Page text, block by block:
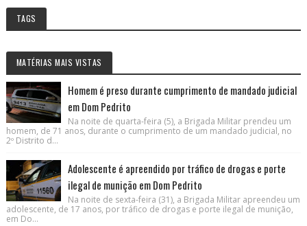
TAGS
MATÉRIAS MAIS VISTAS
Homem é preso durante cumprimento de mandado judicial
em Dom Pedrito
Na noite de quarta-feira (5), a Brigada Militar prendeu um
homem, de 71 anos, durante o cumprimento de um mandado judicial, no
2º Distrito d...
Adolescente é apreendido por tráfico de drogas e porte
ilegal de munição em Dom Pedrito
Na noite de sexta-feira (31), a Brigada Militar apreendeu um
adolescente, de 17 anos, por tráfico de drogas e porte ilegal de munição,
em Do...